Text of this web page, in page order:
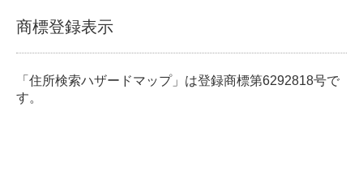
商標登録表示
「住所検索ハザードマップ」は登録商標第6292818号で
す。